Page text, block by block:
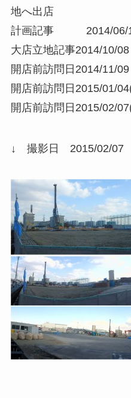
地へ出店
計画記事 2014/06/
大店立地記事2014/10/08
開店前訪問日2014/11/09
開店前訪問日2015/01/
開店前訪問日2015/02/
↓ 撮影日 2015/02/07